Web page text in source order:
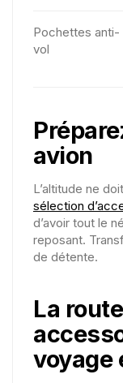
Pochettes anti-
vol
avion
L’altitude ne
sélection
d’avoir tout le
reposant.
de détente.
La
voyage